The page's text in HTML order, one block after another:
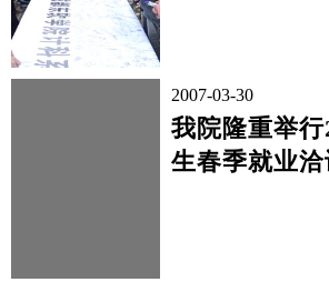
2007-03-30
我院隆重举
生春季就业